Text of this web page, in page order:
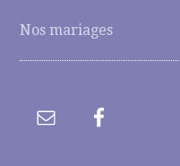
Nos mariages